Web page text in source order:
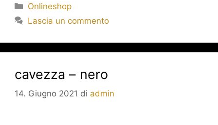
Onlineshop
Lascia un commento
cavezza – nero
14. Giugno 2021 di admin